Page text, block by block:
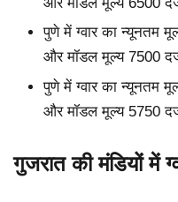
और मॉडल मूल्य 6500
पुणे में ग्वार का न्यूनतम
और मॉडल मूल्य 7500
पुणे में ग्वार का न्यूनतम
और मॉडल मूल्य 5750
गुजरात की मंडियों में